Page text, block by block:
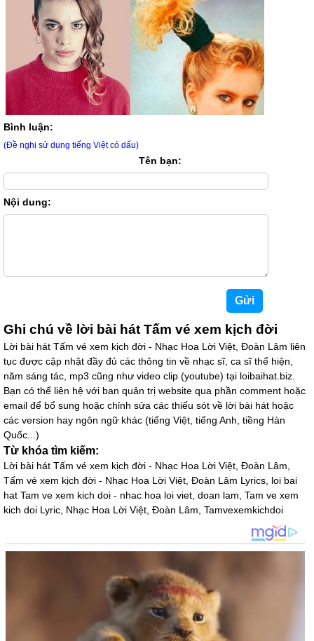
Bình luận:
(Đề nghị sử dụng tiếng Việt có dấu)
Tên bạn:
Nội dung:
Ghi chú về lời bài hát Tấm vé xem kịch đời
Lời bài hát Tấm vé xem kịch đời - Nhạc Hoa Lời Việt, Đoàn Lâm liên
tục được cập nhật đầy đủ các thông tin về nhạc sĩ, ca sĩ thể hiện,
năm sáng tác, mp3 cũng như video clip (youtube) tại loibaihat.biz.
Bạn có thể liên hệ với ban quản trị website qua phần comment hoặc
email để bổ sung hoặc chỉnh sửa các thiếu sót về lời bài hát hoặc
các version hay ngôn ngữ khác (tiếng Việt, tiếng Anh, tiềng Hàn
Quốc...)
Từ khóa tìm kiếm:
Lời bài hát Tấm vé xem kịch đời - Nhạc Hoa Lời Việt, Đoàn Lâm,
Tấm vé xem kịch đời - Nhạc Hoa Lời Việt, Đoàn Lâm Lyrics, loi bai
hat Tam ve xem kich doi - nhac hoa loi viet, doan lam, Tam ve xem
kich doi Lyric, Nhạc Hoa Lời Việt, Đoàn Lâm, Tamvexemkichdoi